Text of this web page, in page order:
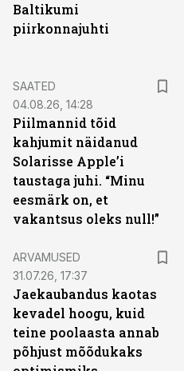
Baltikumi
piirkonnajuhti
SAATED
04.08.26, 14:28
Piilmannid tõid
kahjumit näidanud
Solarisse Apple’i
taustaga juhi. “Minu
eesmärk on, et
vakantsus oleks null!”
ARVAMUSED
31.07.26, 17:37
Jaekaubandus kaotas
kevadel hoogu, kuid
teine poolaasta annab
põhjust mõõdukaks